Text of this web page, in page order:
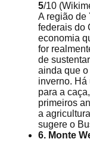
5/10
A região de
federais do
economia
for
de
ainda que
inverno.
para a
primeiros
a
sugere o
6. Monte